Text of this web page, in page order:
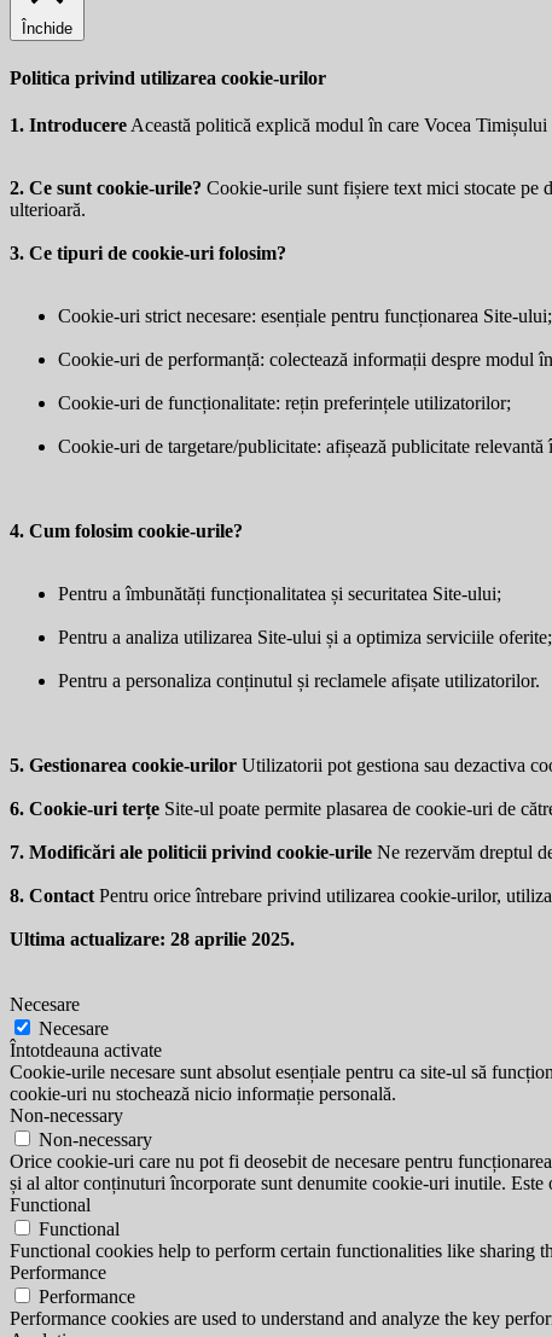
Închide
Politica privind utilizarea cookie-urilor
1. Introducere Această politică explică modul în care Vocea Timișului
2. Ce sunt cookie-urile? Cookie-urile sunt fișiere text mici stocate pe
ulterioară.
3. Ce tipuri de cookie-uri folosim?
Cookie-uri strict necesare: esențiale pentru funcționarea Site-ului;
Cookie-uri de performanță: colectează informații despre modul
Cookie-uri de funcționalitate: rețin preferințele utilizatorilor;
Cookie-uri de targetare/publicitate: afișează publicitate
4. Cum folosim cookie-urile?
Pentru a îmbunătăți funcționalitatea și securitatea Site-ului;
Pentru a analiza utilizarea Site-ului și a optimiza serviciile oferite;
Pentru a personaliza conținutul și reclamele afișate utilizatorilor.
5. Gestionarea cookie-urilor Utilizatorii pot gestiona sau dezactiva
6. Cookie-uri terțe Site-ul poate permite plasarea de cookie-uri de
7. Modificări ale politicii privind cookie-urile Ne rezervăm dreptul
8. Contact Pentru orice întrebare privind utilizarea cookie-urilor,
Ultima actualizare: 28 aprilie 2025.
Necesare
Necesare
Întotdeauna activate
Cookie-urile necesare sunt absolut esențiale pentru ca site-ul să
cookie-uri nu stochează nicio informație personală.
Non-necessary
Non-necessary
Orice cookie-uri care nu pot fi deosebit de necesare pentru
și al altor conținuturi încorporate sunt denumite cookie-uri inutile.
Functional
Functional
Functional cookies help to perform certain functionalities like sharing
Performance
Performance
Performance cookies are used to understand and analyze the key